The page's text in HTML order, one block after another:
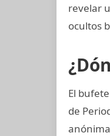
revelar
ocultos
El
de